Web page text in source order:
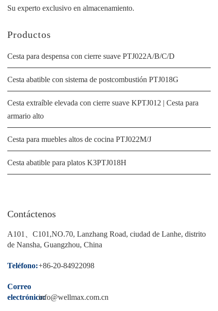
Su experto exclusivo en almacenamiento.
Productos
Cesta para despensa con cierre suave PTJ022A/B/C/D
Cesta abatible con sistema de postcombustión PTJ018G
Cesta extraíble elevada con cierre suave KPTJ012 | Cesta para
armario alto
Cesta para muebles altos de cocina PTJ022M/J
Cesta abatible para platos K3PTJ018H
Contáctenos
A101、C101,NO.70, Lanzhang Road, ciudad de Lanhe, distrito
de Nansha, Guangzhou, China
Teléfono:+86-20-84922098
Correo
electrónico:info@wellmax.com.cn